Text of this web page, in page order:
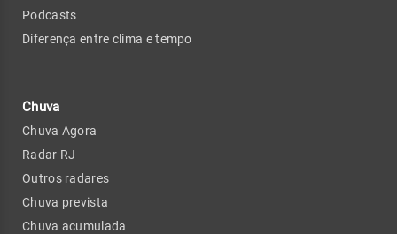
Podcasts
Diferença entre clima e tempo
Chuva
Chuva Agora
Radar RJ
Outros radares
Chuva prevista
Chuva acumulada